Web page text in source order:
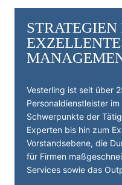
STRATEGIEN
Vesterling ist seit über
Personal­dienst­leister
Schwerpunkte der
Experten bis hin zum
Vorstandsebene, die
für Firmen
Services sowie das